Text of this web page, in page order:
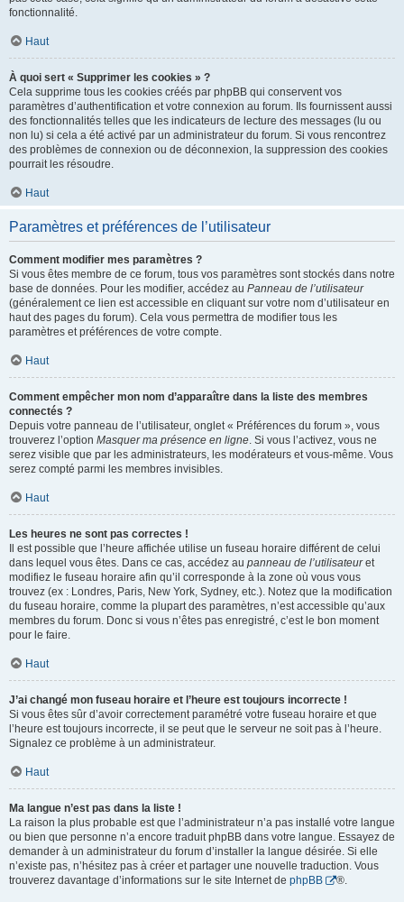
fonctionnalité.
Haut
À quoi sert « Supprimer les cookies » ?
Cela supprime tous les cookies créés par phpBB qui conservent vos
paramètres d’authentification et votre connexion au forum. Ils fournissent aussi
des fonctionnalités telles que les indicateurs de lecture des messages (lu ou
non lu) si cela a été activé par un administrateur du forum. Si vous rencontrez
des problèmes de connexion ou de déconnexion, la suppression des cookies
pourrait les résoudre.
Haut
Paramètres et préférences de l’utilisateur
Comment modifier mes paramètres ?
Si vous êtes membre de ce forum, tous vos paramètres sont stockés dans notre
base de données. Pour les modifier, accédez au Panneau de l’utilisateur
(généralement ce lien est accessible en cliquant sur votre nom d’utilisateur en
haut des pages du forum). Cela vous permettra de modifier tous les
paramètres et préférences de votre compte.
Haut
Comment empêcher mon nom d’apparaître dans la liste des membres
connectés ?
Depuis votre panneau de l’utilisateur, onglet « Préférences du forum », vous
trouverez l’option Masquer ma présence en ligne. Si vous l’activez, vous ne
serez visible que par les administrateurs, les modérateurs et vous-même. Vous
serez compté parmi les membres invisibles.
Haut
Les heures ne sont pas correctes !
Il est possible que l’heure affichée utilise un fuseau horaire différent de celui
dans lequel vous êtes. Dans ce cas, accédez au panneau de l’utilisateuret
modifiez le fuseau horaire afin qu’il corresponde à la zone où vous vous
trouvez (ex : Londres, Paris, New York, Sydney, etc.). Notez que la modification
du fuseau horaire, comme la plupart des paramètres, n’est accessible qu’aux
membres du forum. Donc si vous n’êtes pas enregistré, c’est le bon moment
pour le faire.
Haut
J’ai changé mon fuseau horaire et l’heure est toujours incorrecte !
Si vous êtes sûr d’avoir correctement paramétré votre fuseau horaire et que
l’heure est toujours incorrecte, il se peut que le serveur ne soit pas à l’heure.
Signalez ce problème à un administrateur.
Haut
Ma langue n’est pas dans la liste !
La raison la plus probable est que l’administrateur n’a pas installé votre langue
ou bien que personne n’a encore traduit phpBB dans votre langue. Essayez de
demander à un administrateur du forum d’installer la langue désirée. Si elle
n’existe pas, n’hésitez pas à créer et partager une nouvelle traduction. Vous
trouverez davantage d’informations sur le site Internet de phpBB ®.